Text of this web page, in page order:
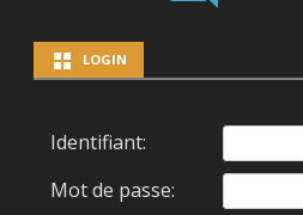
LOGIN
Identifiant:
Mot de passe: